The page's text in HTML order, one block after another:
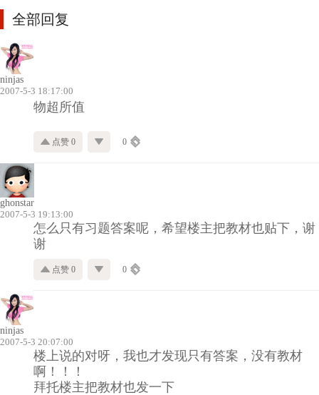
全部回复
ninjas
2007-5-3 18:17:00
物超所值
点赞 0 0
ghonstar
2007-5-3 19:13:00
怎么只有习题答案呢，希望楼主把教材也贴下，谢
谢
点赞 0 0
ninjas
2007-5-3 20:07:00
楼上说的对呀，我也才发现只有答案，没有教材
啊！！！
拜托楼主把教材也发一下